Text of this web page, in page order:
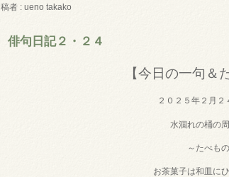
稿者 : ueno takako
俳句日記２・２４
【今日の一句＆
２０２５年２月
水涸れの桶の
～たべも
お茶菓子は和皿に